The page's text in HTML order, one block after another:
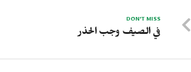
DON'T MISS
في الصيف وجب الحذر